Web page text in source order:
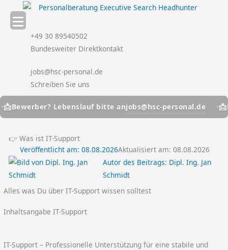
Inhalt
springen +49 30 89540502
Bundesweiter Direktkontakt
jobs@hsc-personal.de
Schreiben Sie uns
Lebenslauf bitte anjobs@hsc-personal.de 📩
👉 Was ist IT-Support
Veröffentlicht am:08.08.2026Aktualisiert am: 08.08.2026
Autor des Beitrags: Dipl. Ing. Jan
Schmidt
Alles was Du über IT-Support wissen solltest
Inhaltsangabe IT-Support
IT-Support – Professionelle Unterstützung für eine stabile und